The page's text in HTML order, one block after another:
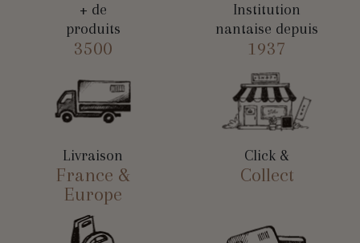
+ de
produits
3500
Institution
nantaise depuis
1937
Livraison
France &
Europe
Click &
Collect